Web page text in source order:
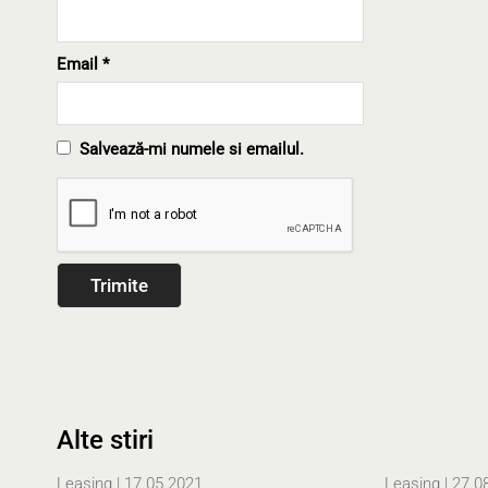
Email *
Salvează-mi numele si emailul.
Alte stiri
Leasing | 17.05.2021 Leasing |